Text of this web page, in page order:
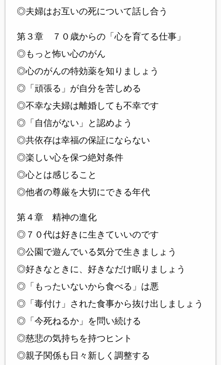
◎夫婦はお互いの死について話し合う
第３章 ７０歳からの「心を育てる仕事」
◎もっと怖い心のがん
◎心のがんの特効薬を知りましょう
◎「頑張る」が自分を苦しめる
◎不幸な夫婦は離婚しても不幸です
◎「自信がない」と認めよう
◎共依存は幸福の保証にならない
◎楽しい心を保つ絶対条件
◎心とは感じること
◎他者の尊厳を大切にできる年代
第４章 精神の進化
◎７０代は好きに生きていいのです
◎公園で遊んでいる気分で生きましょう
◎好きなときに、好きなだけ眠りましょう
◎「もったいないから食べる」は悪
◎「毒付け」された食事から抜け出しましょう
◎「今死ねるか」を問い続ける
◎慈悲の気持ちを持つヒント
◎親子関係も日々新しく調整する